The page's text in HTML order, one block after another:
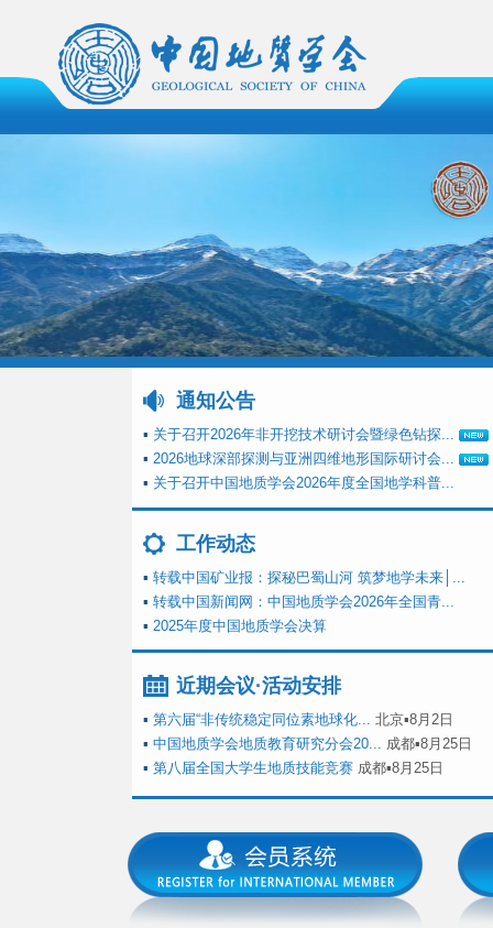
通知公告
▪ 关于召开2026年非开挖技术研讨会暨绿色钻探...
▪ 2026地球深部探测与亚洲四维地形国际研讨会...
▪ 关于召开中国地质学会2026年度全国地学科普...
工作动态
▪ 转载中国矿业报：探秘巴蜀山河 筑梦地学未来│...
▪ 转载中国新闻网：中国地质学会2026年全国青...
▪ 2025年度中国地质学会决算
近期会议·活动安排
▪ 第六届“非传统稳定同位素地球化... 北京▪8月2日
▪ 中国地质学会地质教育研究分会20... 成都▪8月25日
▪ 第八届全国大学生地质技能竞赛 成都▪8月25日